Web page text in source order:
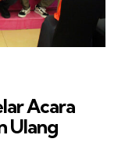
Acara
Ulang